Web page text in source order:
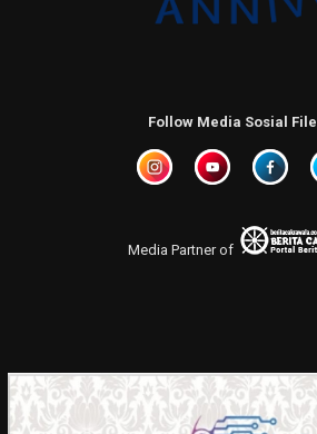
Follow Media Sosial
Media Partner of